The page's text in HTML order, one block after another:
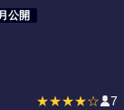
公開
★★★★☆ 7